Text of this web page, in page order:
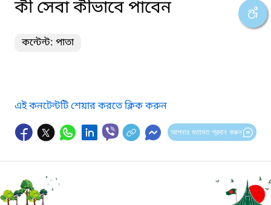
কী সেবা কীভাবে পাবেন
কন্টেন্ট: পাতা
এই কনটেন্টটি শেয়ার করতে ক্লিক করুন
আপনার মতামত প্রদান করুন